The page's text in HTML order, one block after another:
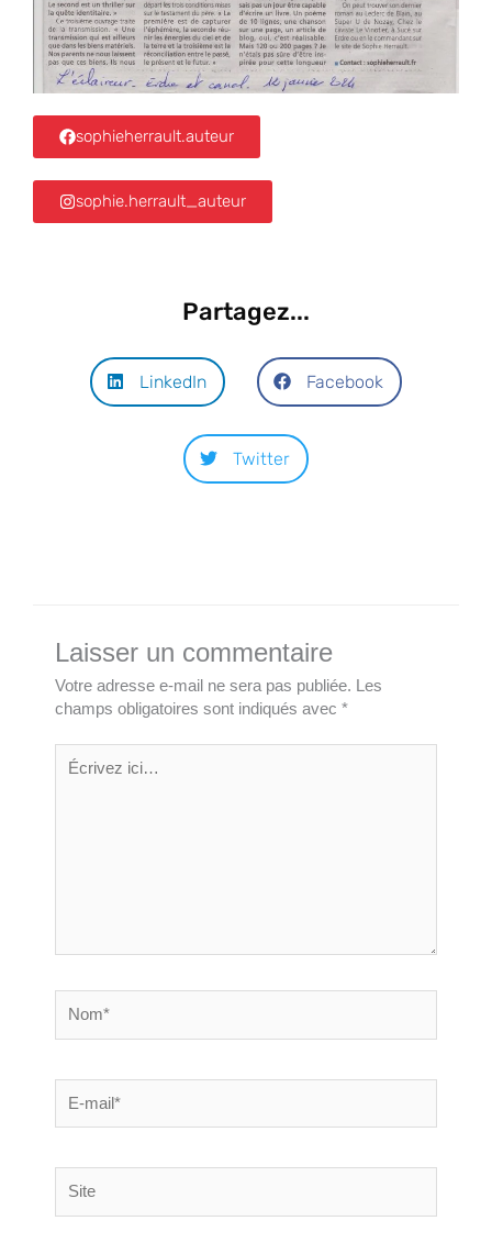
sophieherrault.auteur
sophie.herrault_auteur
Partagez...
LinkedIn Facebook
Twitter
Laisser un commentaire
Votre adresse e-mail ne sera pas publiée. Les
champs obligatoires sont indiqués avec *
Écrivez
ici…
mail*